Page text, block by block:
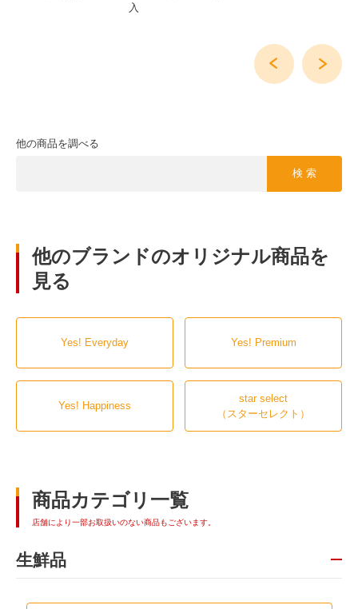
入
他の商品を調べる
検 索
他のブランドのオリジナル商品を
見る
Yes! Everyday Yes! Premium
Yes! Happiness
star select
（スターセレクト）
商品カテゴリ一覧
店舗により一部お取扱いのない商品もございます。
生鮮品